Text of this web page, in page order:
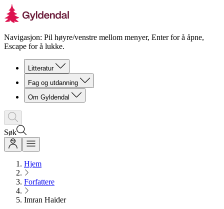
Navigasjon: Pil høyre/venstre mellom menyer, Enter for å åpne,
Escape for å lukke.
Litteratur
Fag og utdanning
Om Gyldendal
Søk
Hjem
Forfattere
Imran Haider